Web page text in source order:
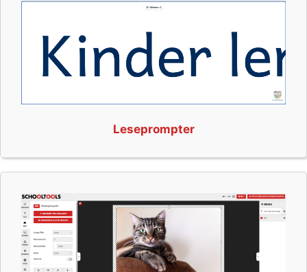
Leseprompter